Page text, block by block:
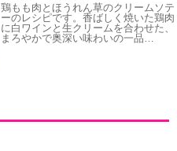
鶏もも肉とほうれん草のクリームソテ
ーのレシピです。香ばしく焼いた鶏肉
に白ワインと生クリームを合わせた、
まろやかで奥深い味わいの一品…